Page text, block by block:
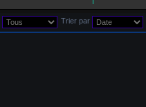
Trier par